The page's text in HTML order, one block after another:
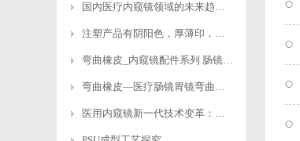
国内医疗内窥镜领域的未来趋势和技术前景
注塑产品有阴阳色，厚薄印，应力痕，边沿发白解决方案
弯曲橡皮_内窥镜配件系列 肠镜弯曲橡皮胃镜弯曲橡皮内窥镜蛇骨软镜弯
弯曲橡皮—医疗肠镜胃镜弯曲橡皮,内镜多段式弯曲橡皮
医用内窥镜新一代技术变革：耗材化下的产品创新